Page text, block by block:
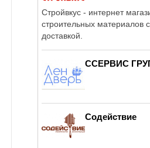
Стройвкус - интернет
строительных материалов с
доставкой.
ССЕРВИС
Содействие